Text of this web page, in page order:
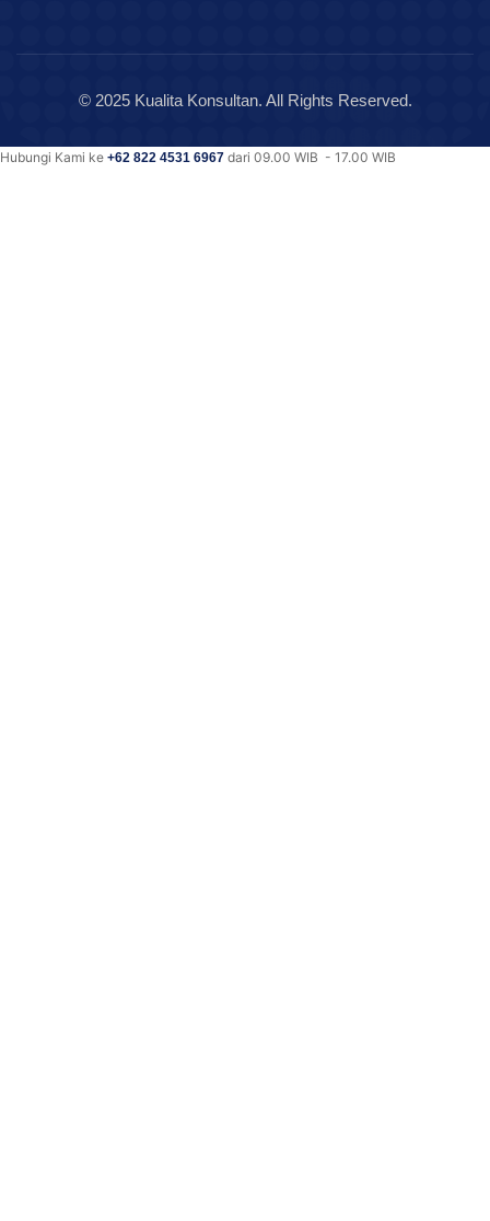
© 2025 Kualita Konsultan. All Rights Reserved.
Hubungi Kami ke +62 822 4531 6967 dari 09.00 WIB - 17.00 WIB